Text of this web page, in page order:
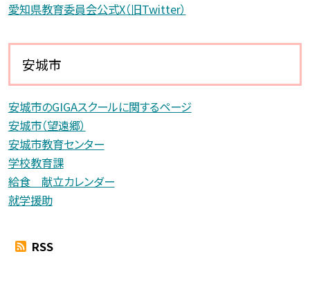
愛知県教育委員会公式X（旧Twitter）
安城市
安城市のGIGAスクールに関するページ
安城市（望遠郷）
安城市教育センター
学校教育課
給食 献立カレンダー
就学援助
RSS